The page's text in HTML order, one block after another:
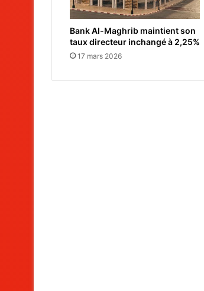
Bank Al-Maghrib maintient son
taux directeur inchangé à 2,25%
17 mars 2026